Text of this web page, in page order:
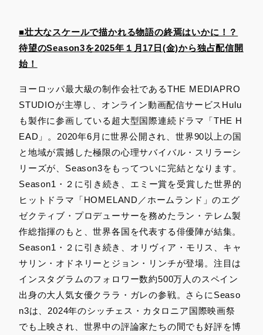
■壮大なスケールで描かれる物語の終焉はいかに！？
待望のSeason3を2025年１月17日(金)から独占配信開
始！
ヨーロッパ最大級の制作会社であるTHE MEDIAPRO
STUDIOが主導し、オンライン動画配信サービスHulu
も製作に参画している超大型国際連続ドラマ「THE H
EAD」。2020年6月に世界公開され、世界90以上の国
と地域が震撼した極限の心理サバイバル・スリラーシ
リーズが、Season3をもってついに完結となります。
Season1・２に引き続き、エミー賞を受賞した世界的
ヒットドラマ「HOMELAND／ホームランド」のエグ
ゼクティブ・プロデューサーを務めたラン・テレム製
作総指揮のもと、世界各国を代表する俳優陣が結集。
Season1・２に引き続き、オリヴィア・モリス、キャ
サリン・オドネリーとジョン・リンチが登場。注目は
インスタグラムのフォロワー数約500万人のスペイン
出身の大人気女優クララ・ガレの参戦。さらにSeaso
n3は、2024年のシッチェス・カタロニア国際映画祭
でも上映され、世界中の評論家たちの間でも好評を博